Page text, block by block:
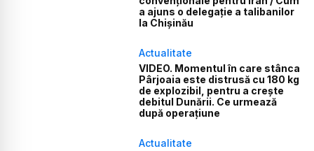
a ajuns o delegație a talibanilor
la Chișinău
Actualitate
VIDEO. Momentul în care stânca
Pârjoaia este distrusă cu 180 kg
de explozibil, pentru a crește
debitul Dunării. Ce urmează
după operațiune
Actualitate